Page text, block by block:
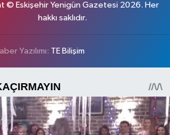
© Eskişehir Yenigün Gazetesi 2026. Her
hakkı saklıdır.
Yazılımı: TE Bilişim